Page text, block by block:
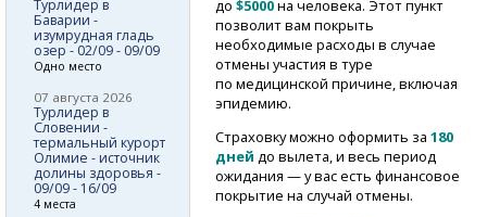
до $5000на человека. Этот пункт
позволит вам покрыть
необходимые расходы в случае
отмены участия в туре
по медицинской причине, включая
эпидемию.
Страховку можно оформить за180
дней до вылета, и весь период
ожидания — у вас есть финансовое
покрытие на случай отмены.
Турлидер в
Баварии -
изумрудная гладь
озер - 02/09 - 09/09
Одно место
07 августа 2026
Турлидер в
Словении -
термальный курорт
Олимие - источник
долины здоровья -
09/09 - 16/09
4 места